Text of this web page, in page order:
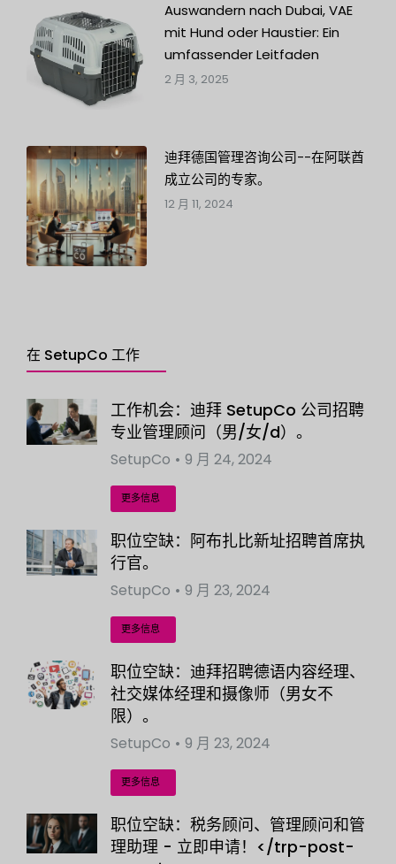
Auswandern nach Dubai, VAE
mit Hund oder Haustier: Ein
umfassender Leitfaden
2 月 3, 2025
迪拜德国管理咨询公司--在阿联酋
成立公司的专家。
12 月 11, 2024
在 SetupCo 工作
工作机会：迪拜 SetupCo 公司招聘
专业管理顾问（男/女/d）。
SetupCo 9 月 24, 2024
更多信息
职位空缺：阿布扎比新址招聘首席执
行官。
SetupCo 9 月 23, 2024
更多信息
职位空缺：迪拜招聘德语内容经理、
社交媒体经理和摄像师（男女不
限）。
SetupCo 9 月 23, 2024
更多信息
职位空缺：税务顾问、管理顾问和管
理助理 - 立即申请！</trp-post-